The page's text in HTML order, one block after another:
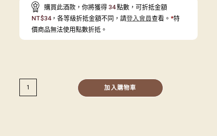
購買此酒款，你將獲得 34 點數，可折抵金額
NT$34，各等級折抵金額不同，請登入會員查看。 *特
價商品無法使用點數折抵。
加入購物車